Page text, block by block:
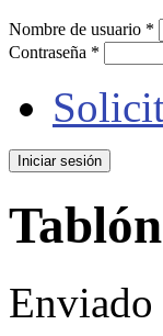
Nombre de usuario *
Contraseña *